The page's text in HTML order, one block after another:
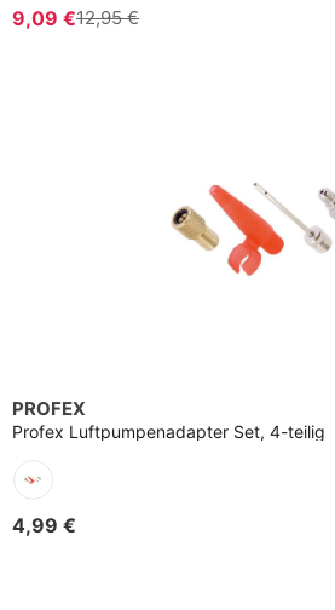
9,09 €12,95 €
PROFEX
Profex Luftpumpenadapter Set, 4-teilig
4,99 €